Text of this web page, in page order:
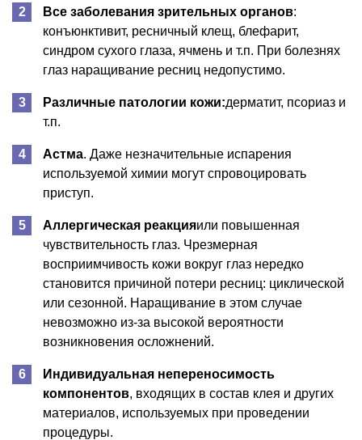
Все заболевания зрительных органов:
конъюнктивит, ресничный клещ, блефарит,
синдром сухого глаза, ячмень и т.п. При болезнях
глаз наращивание ресниц недопустимо.
Различные патологии кожи:дерматит, псориаз и
т.п.
Астма. Даже незначительные испарения
используемой химии могут спровоцировать
приступ.
Аллергическая реакцияили повышенная
чувствительность глаз. Чрезмерная
восприимчивость кожи вокруг глаз нередко
становится причиной потери ресниц: циклической
или сезонной. Наращивание в этом случае
невозможно из-за высокой вероятности
возникновения осложнений.
Индивидуальная непереносимость
компонентов, входящих в состав клея и других
материалов, используемых при проведении
процедуры.